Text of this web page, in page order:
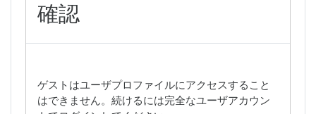
確認
ゲストはユーザプロファイルにアクセスすること
はできません。続けるには完全なユーザアカウン